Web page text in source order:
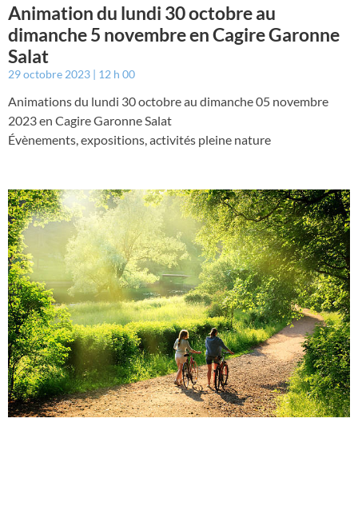
Animation du lundi 30 octobre au
dimanche 5 novembre en Cagire Garonne
Salat
29 octobre 2023 12 h 00
Animations du lundi 30 octobre au dimanche 05 novembre
2023 en Cagire Garonne Salat
Évènements, expositions, activités pleine nature